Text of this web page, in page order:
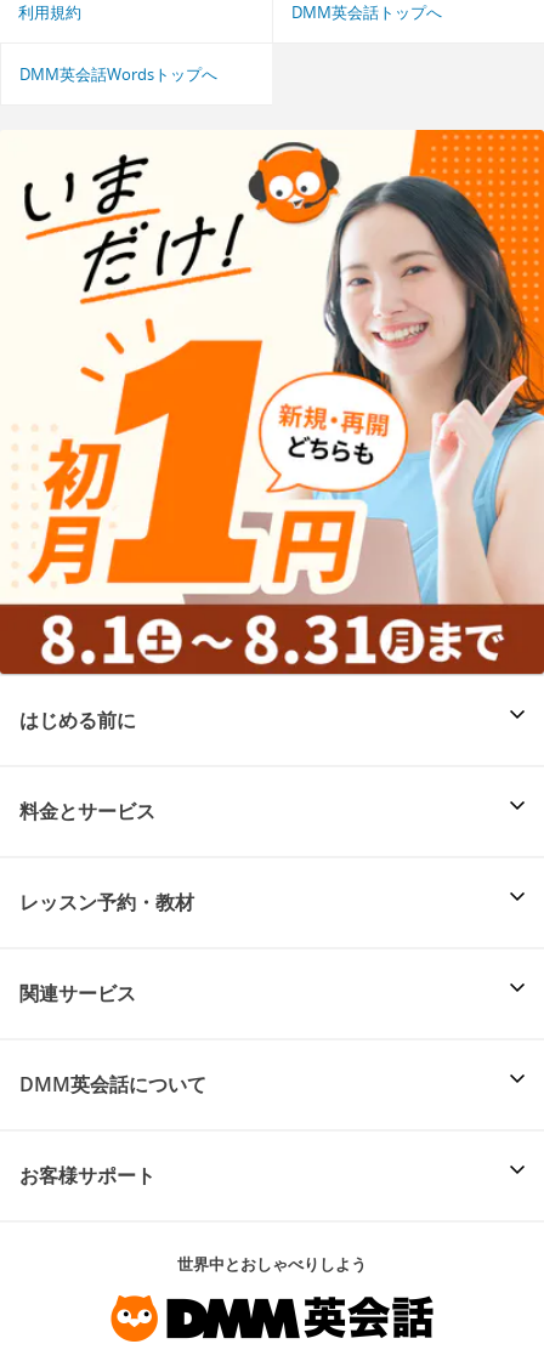
利用規約 DMM英会話トップへ
DMM英会話Wordsトップへ
はじめる前に
料金とサービス
レッスン予約・教材
関連サービス
DMM英会話について
お客様サポート
世界中とおしゃべりしよう